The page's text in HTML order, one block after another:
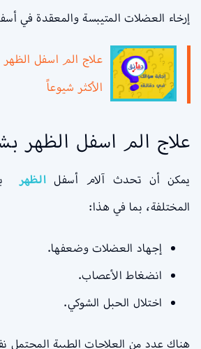
إرخاء العضلات المتيبسة والمعقدة في
علاج الم اسفل الظهر
الأكثر شيوعاً
علاج الم اسفل الظهر
يمكن أن تحدث آلام أسفل الظهر
المختلفة، بما في هذا:
إجهاد العضلات وضعفها.
انضغاط الأعصاب.
اختلال الحبل الشوكي.
هناك عدد من العلاجات الطبية المحتمل